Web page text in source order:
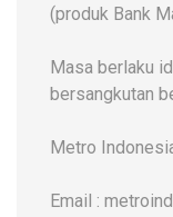
(produk Bank
Masa berlaku
bersangkutan
Metro
Email :